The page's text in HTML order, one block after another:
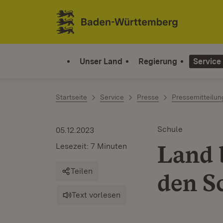
Zum Inhalt springen
Link zur Startseite
Unser Land Regierung Service
Startseite Service Presse
Schule
Land
den
05.12.2023
Lesezeit: 7 Minuten
Teilen
Text vorlesen